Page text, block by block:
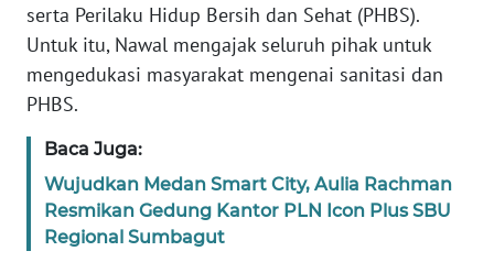
serta Perilaku Hidup Bersih dan Sehat (PHBS).
Untuk itu, Nawal mengajak seluruh pihak untuk
mengedukasi masyarakat mengenai sanitasi dan
PHBS.
Baca Juga:
Wujudkan Medan Smart City, Aulia Rachman
Resmikan Gedung Kantor PLN Icon Plus SBU
Regional Sumbagut
WN
BENGKULU
WN
WN
JATENG